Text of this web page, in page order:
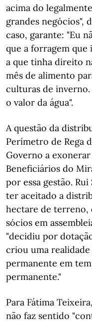
acima do
grandes negócios",
caso, garante: "Eu
que a forragem
a que tinha direito
mês de alimento
culturas de
o valor da água".
A questão da
Perímetro de Rega
Governo a
Beneficiários do
por essa gestão.
ter aceitado a
hectare de terreno,
sócios em
"decidiu por
criou uma
permanente em
permanente."
Para Fátima
não faz sentido